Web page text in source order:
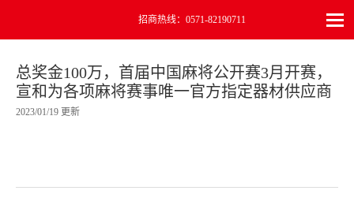
招商热线：0571-82190711
总奖金100万，首届中国麻将公开赛3月开赛，
宣和为各项麻将赛事唯一官方指定器材供应商
2023/01/19 更新